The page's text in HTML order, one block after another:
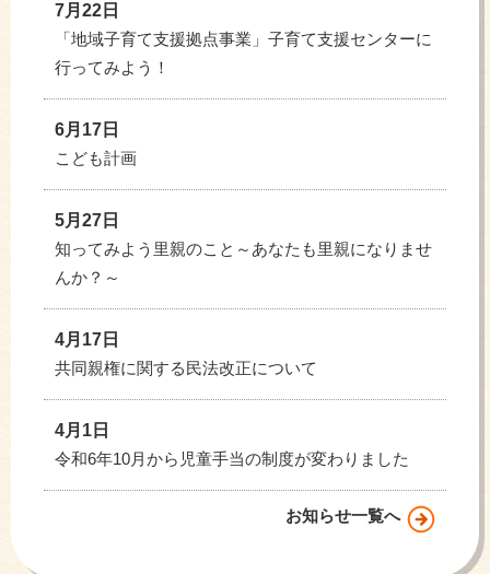
7月22日
「地域子育て支援拠点事業」子育て支援センターに
行ってみよう！
6月17日
こども計画
5月27日
知ってみよう里親のこと～あなたも里親になりませ
んか？～
4月17日
共同親権に関する民法改正について
4月1日
令和6年10月から児童手当の制度が変わりました
お知らせ一覧へ